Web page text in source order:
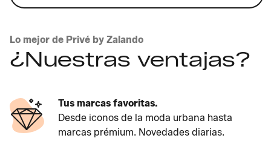
Lo mejor de Privé by Zalando
¿Nuestras ventajas?
Tus marcas favoritas.
Desde iconos de la moda urbana hasta
marcas prémium. Novedades diarias.